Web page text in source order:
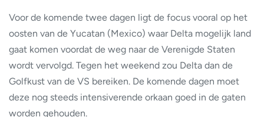
Voor de komende twee dagen ligt de focus vooral op het
oosten van de Yucatan (Mexico) waar Delta mogelijk land
gaat komen voordat de weg naar de Verenigde Staten
wordt vervolgd. Tegen het weekend zou Delta dan de
Golfkust van de VS bereiken. De komende dagen moet
deze nog steeds intensiverende orkaan goed in de gaten
worden gehouden.